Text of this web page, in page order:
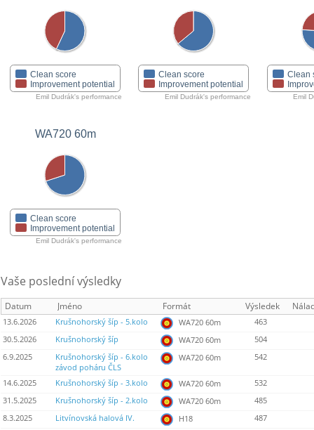
Clean score
Improvement potential
Emil Dudrák's performance
Clean score
Improvement potential
Emil Dudrák's performance
Clean
Emil
WA720 60m
Clean score
Improvement potential
Emil Dudrák's performance
Vaše poslední výsledky
Datum Jméno Formát Výsledek
13.6.2026 Krušnohorský šíp - 5.kolo WA720 60m
463
30.5.2026
Krušnohorský šíp WA720 60m
504
6.9.2025
Krušnohorský šíp - 6.kolo
závod poháru ČLS
WA720 60m 542
14.6.2025 Krušnohorský šíp - 3.kolo WA720 60m
532
31.5.2025
Krušnohorský šíp - 2.kolo WA720 60m
485
8.3.2025
Litvínovská halová IV. H18
487